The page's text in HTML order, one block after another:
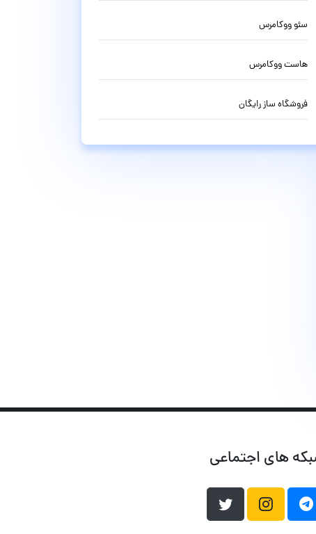
سئو ووکامرس
هاست ووکامرس
فروشگاه ساز رایگان
های اجتماعی